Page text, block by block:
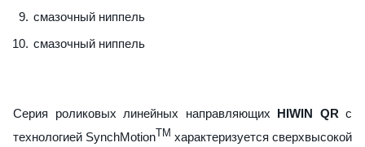
смазочный ниппель
смазочный ниппель
Серия роликовых линейных направляющих HIWIN QR с
технологией SynchMotion TM характеризуется сверхвысокой